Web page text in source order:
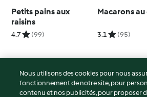
Petits pains aux
raisins
4.7 (99)
Macarons
3.1 (95)
© Copyright 2026
Nous utilisons des cookies pour nous
fonctionnement de notre site, pour
contenu et nos publicités, pour proposer